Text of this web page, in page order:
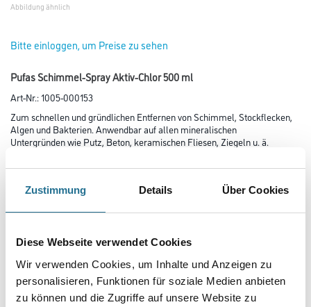
Zustimmung Details Über Cookies
Diese Webseite verwendet Cookies
Wir verwenden Cookies, um Inhalte und Anzeigen zu
personalisieren, Funktionen für soziale Medien anbieten
zu können und die Zugriffe auf unsere Website zu
Abbildung ähnlich
Bitte einloggen, um Preise zu sehen
Pufas Schimmel-Spray Aktiv-Chlor 500 ml
Art-Nr.:1005-000153
Zum schnellen und gründlichen Entfernen von Schimmel, Stockflecken,
Algen und Bakterien. Anwendbar auf allen mineralischen
Untergründen wie Putz, Beton, keramischen Fliesen, Ziegeln u. ä.
Farbtonbezeichnung
Gebinde